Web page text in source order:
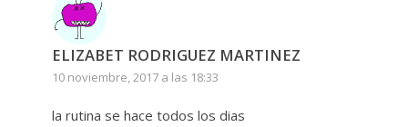
ELIZABET RODRIGUEZ MARTINEZ
10 noviembre, 2017 a las 18:33
la rutina se hace todos los dias